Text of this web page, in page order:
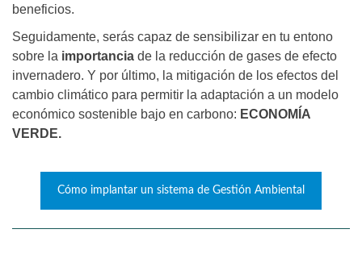
beneficios.
Seguidamente, serás capaz de sensibilizar en tu entono
sobre la importancia de la reducción de gases de efecto
invernadero. Y por último, la mitigación de los efectos del
cambio climático para permitir la adaptación a un modelo
económico sostenible bajo en carbono: ECONOMÍA
VERDE.
Cómo implantar un sistema de Gestión Ambiental